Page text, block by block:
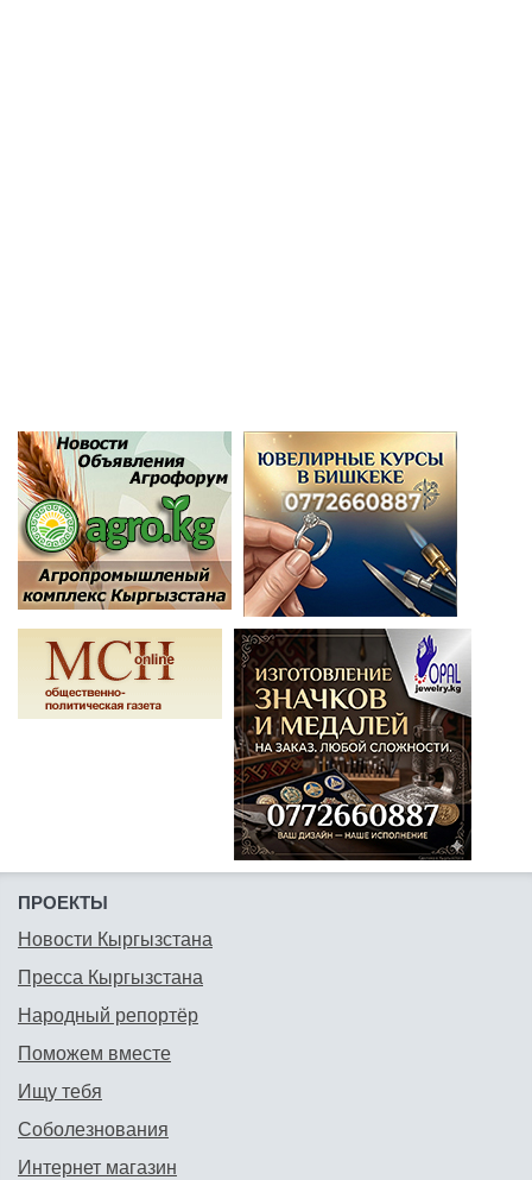
ПРОЕКТЫ
Новости Кыргызстана
Пресса Кыргызстана
Народный репортёр
Поможем вместе
Ищу тебя
Соболезнования
Интернет магазин